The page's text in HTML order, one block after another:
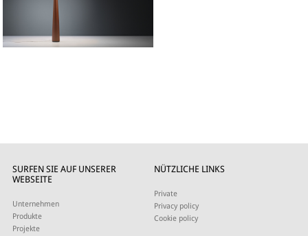
SURFEN SIE AUF UNSERER
WEBSEITE
Unternehmen
Produkte
Projekte
NÜTZLICHE LINKS
Private
Privacy policy
Cookie policy